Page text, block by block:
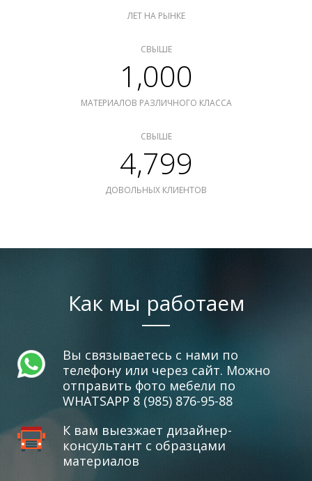
ЛЕТ НА РЫНКЕ
СВЫШЕ
1,000
МАТЕРИАЛОВ РАЗЛИЧНОГО КЛАССА
СВЫШЕ
4,799
ДОВОЛЬНЫХ КЛИЕНТОВ
Как мы работаем
Вы связываетесь с нами по
телефону или через сайт. Можно
отправить фото мебели по
WHATSAPP 8 (985) 876-95-88
К вам выезжает дизайнер-
консультант с образцами
материалов